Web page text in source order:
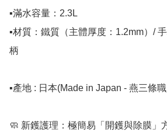
▪️滿水容量：2.3L
▪️材質：鐵質（主體厚度：1.2mm）/
柄
▪️產地 : 日本(Made in Japan - 燕三條
🧼 新鑊護理：極簡易「開鑊與除膜」